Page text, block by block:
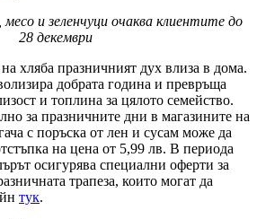
и зеленчуци очаква клиентите до
28 декември
хляба празничният дух влиза в дома.
добрата година и превръща
и топлина за цялото семейство.
за празничните дни в магазините на
с поръска от лен и сусам може да
на цена от 5,99 лв. В периода
осигурява специални оферти за
трапеза, които могат да
тук.